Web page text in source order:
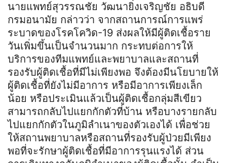
นายแพทย์สุวรรณชัย วัฒนายิ่งเจริญชัย อธิบดี
กรมอนามัย กล่าวว่า จากสถานการณ์การแพร่
ระบาดของโรคโควิด-19 ส่งผลให้มีผู้ติดเชื้อราย
วันเพิ่มขึ้นเป็นจำนวนมาก กระทบต่อการให้
บริการของทีมแพทย์และพยาบาลและสถานที่
รองรับผู้ติดเชื้อที่มีไม่เพียงพอ จึงต้องมีนโยบายให้
ผู้ติดเชื้อที่ยังไม่มีอาการ หรือมีอาการเพียงเล็ก
น้อย หรือประเมินแล้วเป็นผู้ติดเชื้อกลุ่มสีเขียว
สามารถกลับไปแยกกักตัวที่บ้าน หรือบางรายกลับ
ไปแยกกักตัวในภูมิลำเนาของตัวเองได้ เพื่อช่วย
ให้สถานพยาบาลหรือสถานที่รองรับผู้ป่วยมีเพียง
พอที่จะรักษาผู้ติดเชื้อที่มีอาการรุนแรงได้ ส่วน